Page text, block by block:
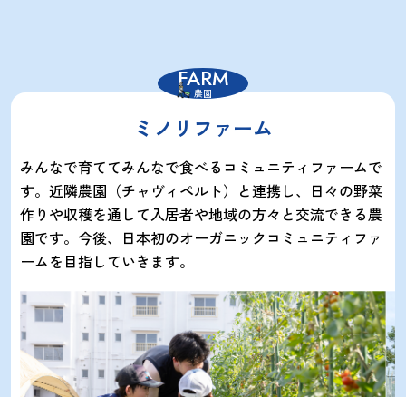
FARM
農園
ミノリファーム
みんなで育ててみんなで食べるコミュニティファームで
す。近隣農園（チャヴィペルト）と連携し、日々の野菜
作りや収穫を通して入居者や地域の方々と交流できる農
園です。今後、日本初のオーガニックコミュニティファ
ームを目指していきます。